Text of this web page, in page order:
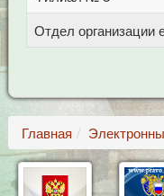
Отдел организации
Главная